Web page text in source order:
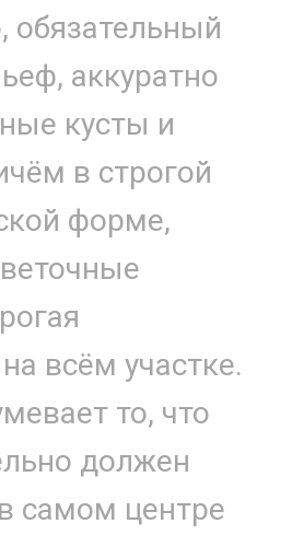
обязательный
аккуратно
кусты и
в строгой
форме,
всём участке.
то, что
должен
самом центре